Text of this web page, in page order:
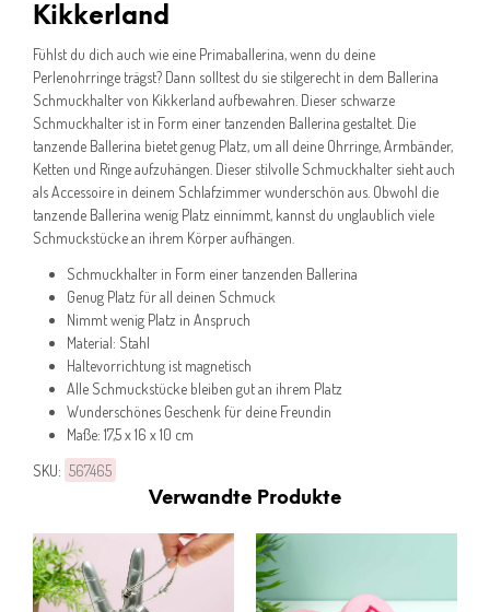
Kikkerland
Fühlst du dich auch wie eine Primaballerina, wenn du deine
Perlenohrringe trägst? Dann solltest du sie stilgerecht in dem Ballerina
Schmuckhalter von Kikkerland aufbewahren. Dieser schwarze
Schmuckhalter ist in Form einer tanzenden Ballerina gestaltet. Die
tanzende Ballerina bietet genug Platz, um all deine Ohrringe, Armbänder,
Ketten und Ringe aufzuhängen. Dieser stilvolle Schmuckhalter sieht auch
als Accessoire in deinem Schlafzimmer wunderschön aus. Obwohl die
tanzende Ballerina wenig Platz einnimmt, kannst du unglaublich viele
Schmuckstücke an ihrem Körper aufhängen.
Schmuckhalter in Form einer tanzenden Ballerina
Genug Platz für all deinen Schmuck
Nimmt wenig Platz in Anspruch
Material: Stahl
Haltevorrichtung ist magnetisch
Alle Schmuckstücke bleiben gut an ihrem Platz
Wunderschönes Geschenk für deine Freundin
Maße: 17,5 x 16 x 10 cm
SKU: 567465
Verwandte Produkte